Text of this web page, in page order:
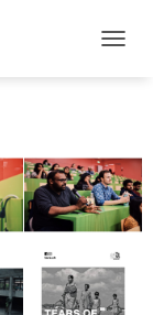
A
T
I
O
U
M
S